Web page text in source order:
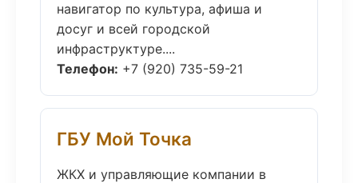
навигатор по культура, афиша и
досуг и всей городской
инфраструктуре....
Телефон: +7 (920) 735-59-21
ГБУ Мой Точка
ЖКХ и управляющие компании в